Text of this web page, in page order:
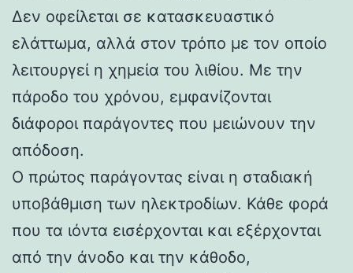
Δεν οφείλεται σε κατασκευαστικό
ελάττωμα, αλλά στον τρόπο με τον οποίο
λειτουργεί η χημεία του λιθίου. Με την
πάροδο του χρόνου, εμφανίζονται
διάφοροι παράγοντες που μειώνουν την
απόδοση.
Ο πρώτος παράγοντας είναι η σταδιακή
υποβάθμιση των ηλεκτροδίων. Κάθε φορά
που τα ιόντα εισέρχονται και εξέρχονται
από την άνοδο και την κάθοδο,